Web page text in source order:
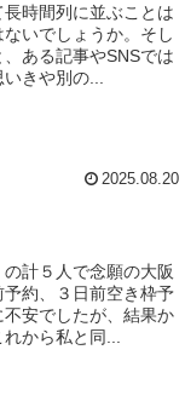
時間列に並ぶことは
いでしょうか。そし
ある記事やSNSでは
きや別の...
2025.08.20
計５人で念願の大阪
約、３日前空き枠予
安でしたが、結果か
から私と同...